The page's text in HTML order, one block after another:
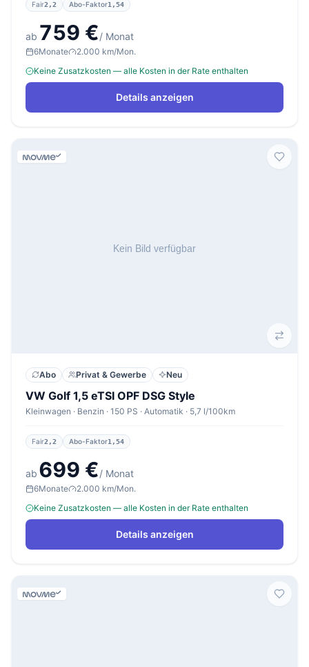
Fair2,2 Abo-Faktor1,54
ab 759 €/ Monat
6Monate
2.000 km/Mon.
Keine Zusatzkosten — alle Kosten in der Rate enthalten
Details anzeigen
Abo Privat & Gewerbe Neu
VW Golf 1,5 eTSI OPF DSG Style
Kleinwagen · Benzin · 150 PS · Automatik · 5,7 l/100km
Fair2,2 Abo-Faktor1,54
ab 699 €/ Monat
6Monate
2.000 km/Mon.
Keine Zusatzkosten — alle Kosten in der Rate enthalten
Details anzeigen